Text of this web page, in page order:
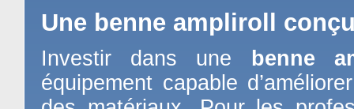
Une benne ampliroll
Investir dans une
benne
équipement capable